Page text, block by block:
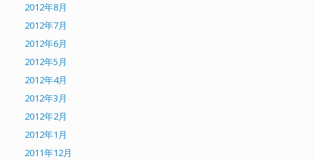
2012年8月
2012年7月
2012年6月
2012年5月
2012年4月
2012年3月
2012年2月
2012年1月
2011年12月